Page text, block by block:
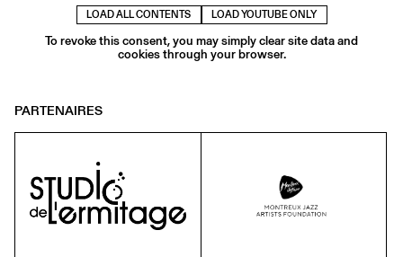
LOAD ALL CONTENTS LOAD YOUTUBE ONLY
To revoke this consent, you may simply clear site data and
cookies through your browser.
PARTENAIRES